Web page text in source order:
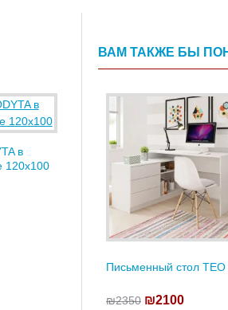
в
120x100
ВАМ ТАКЖЕ БЫ
Письменный стол TEO
₪2350 ₪2100